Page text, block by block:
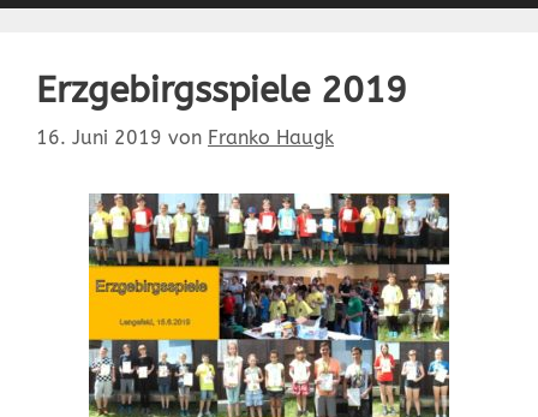
Erzgebirgsspiele 2019
16. Juni 2019 von Franko Haugk